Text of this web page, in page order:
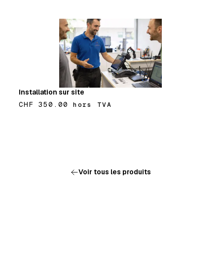
Installation sur site
CHF 350.00 hors TVA
Voir tous les produits